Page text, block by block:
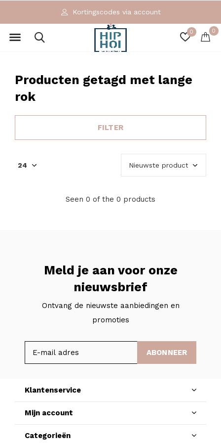
0 0
Kortingscodes via account
Producten getagd met lange
rok
FILTER
Seen 0 of the 0 products
Meld je aan voor onze
nieuwsbrief
Ontvang de nieuwste aanbiedingen en
promoties
ABONNEER
Klantenservice
Mijn account
Categorieën